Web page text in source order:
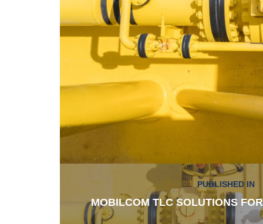
Navigazione
articoli
PUBLISHED IN
MOBILCOM TLC SOLUTIONS